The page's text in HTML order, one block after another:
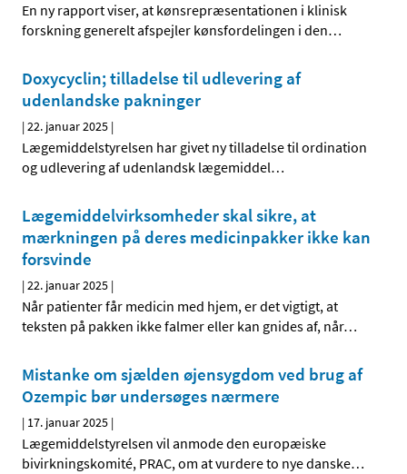
En ny rapport viser, at kønsrepræsentationen i klinisk
forskning generelt afspejler kønsfordelingen i den…
Doxycyclin; tilladelse til udlevering af
udenlandske pakninger
|22. januar 2025 |
Lægemiddelstyrelsen har givet ny tilladelse til ordination
og udlevering af udenlandsk lægemiddel…
Lægemiddelvirksomheder skal sikre, at
mærkningen på deres medicinpakker ikke kan
forsvinde
|22. januar 2025 |
Når patienter får medicin med hjem, er det vigtigt, at
teksten på pakken ikke falmer eller kan gnides af, når…
Mistanke om sjælden øjensygdom ved brug af
Ozempic bør undersøges nærmere
| 17. januar 2025 |
Lægemiddelstyrelsen vil anmode den europæiske
bivirkningskomité, PRAC, om at vurdere to nye danske…